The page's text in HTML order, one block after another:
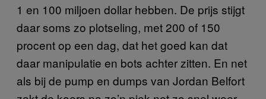
1 en 100 miljoen dollar hebben. De prijs stijgt
daar soms zo plotseling, met 200 of 150
procent op een dag, dat het goed kan dat
daar manipulatie en bots achter zitten. En net
als bij de pump en dumps van Jordan Belfort